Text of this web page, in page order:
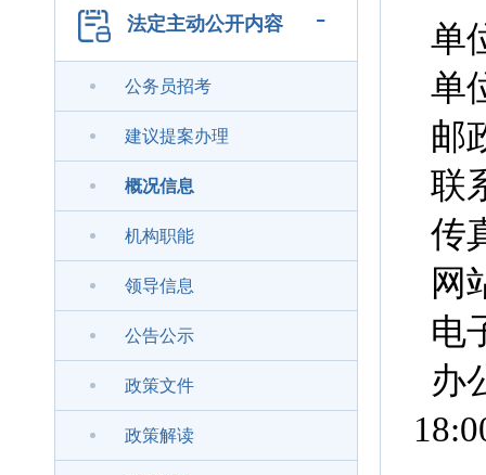
法定主动公开内容 -
公务员招考
建议提案办理
概况信息
机构职能
领导信息
公告公示
政策文件
政策解读
单
单
邮
联
传
网
电
办